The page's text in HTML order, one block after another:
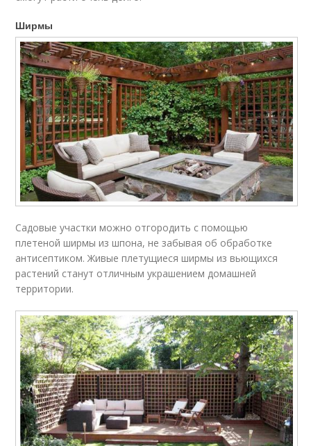
Ширмы
Садовые участки можно отгородить с помощью
плетеной ширмы из шпона, не забывая об обработке
антисептиком. Живые плетущиеся ширмы из вьющихся
растений станут отличным украшением домашней
территории.